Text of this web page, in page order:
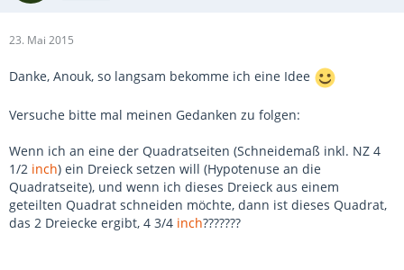
23. Mai 2015
Danke, Anouk, so langsam bekomme ich eine Idee
Versuche bitte mal meinen Gedanken zu folgen:
Wenn ich an eine der Quadratseiten (Schneidemaß inkl. NZ 4
1/2 inch) ein Dreieck setzen will (Hypotenuse an die
Quadratseite), und wenn ich dieses Dreieck aus einem
geteilten Quadrat schneiden möchte, dann ist dieses Quadrat,
das 2 Dreiecke ergibt, 4 3/4 inch???????